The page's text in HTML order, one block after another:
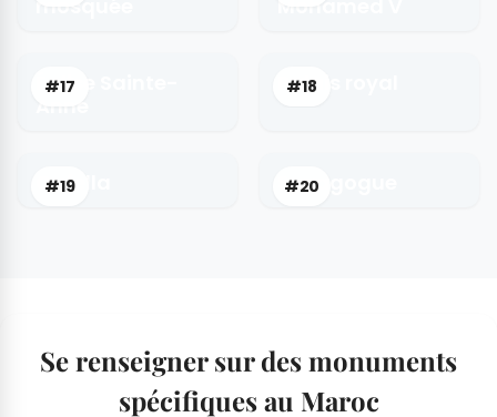
#17
Église Sainte-
#18
Palais royal
#19
Oufella #20
Synagogue
Se renseigner sur des monuments
spécifiques au Maroc